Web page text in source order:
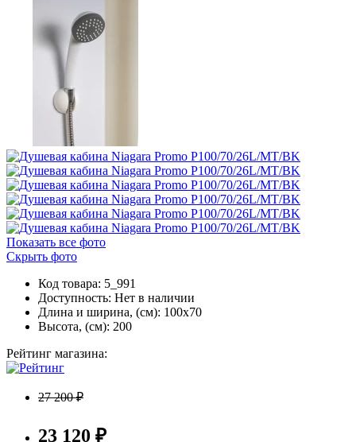
Показать все фото
Скрыть фото
Код товара: 5_991
Доступность: Нет в наличии
Длина и ширина, (см): 100x70
Высота, (см): 200
Рейтинг магазина:
27 200 ₽
23 120 ₽